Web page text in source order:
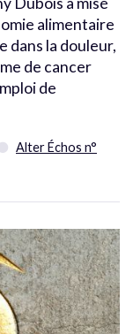
alimentaire
dans la douleur,
de cancer
de
Alter Échos n°